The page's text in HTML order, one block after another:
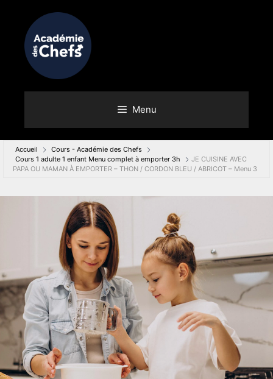
Menu
Accueil
Cours - Académie des Chefs
Cours 1 adulte 1 enfant Menu complet à emporter 3h
JE CUISINE AVEC
PAPA OU MAMAN À EMPORTER – THON / CORDON BLEU / ABRICOT – Menu 3